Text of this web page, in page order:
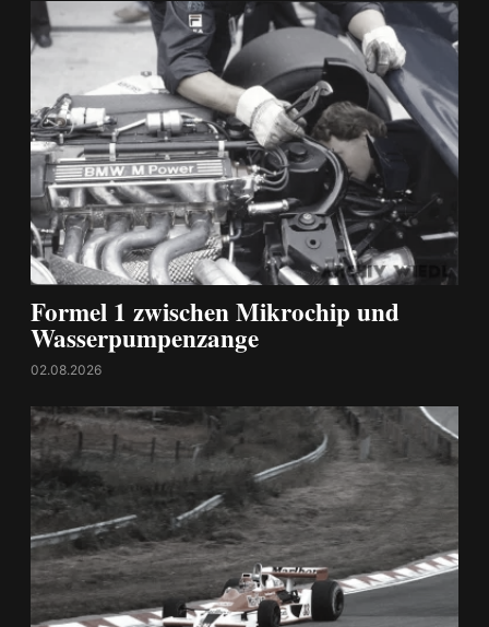
Formel 1 zwischen Mikrochip und
Wasserpumpenzange
02.08.2026